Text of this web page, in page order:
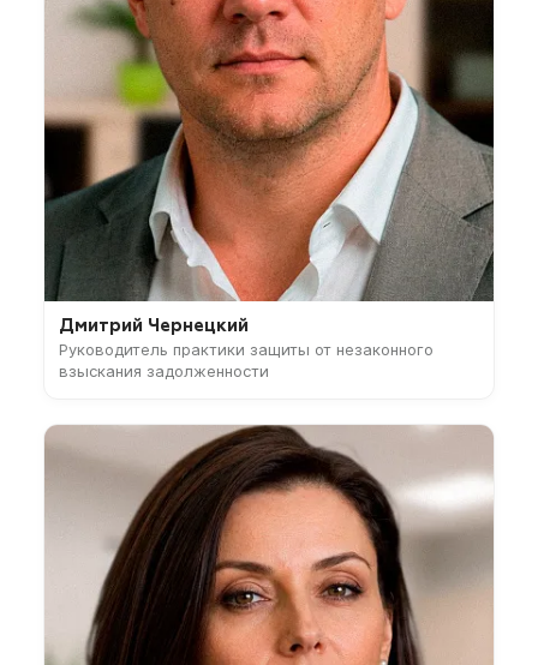
Дмитрий Чернецкий
Руководитель практики защиты от незаконного
взыскания задолженности